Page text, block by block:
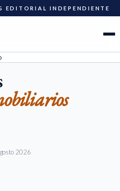
EDITORIAL INDEPENDIENTE
2026